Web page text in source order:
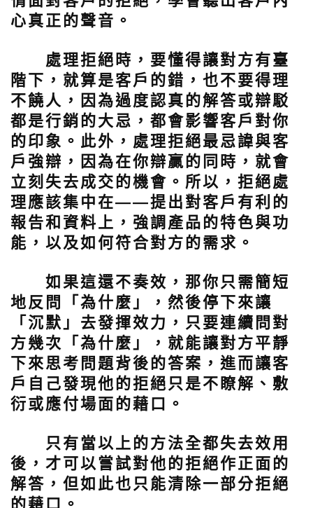
心真正的聲音。
處理拒絕時，要懂得讓對方有臺
階下，就算是客戶的錯，也不要得理
不饒人，因為過度認真的解答或辯駁
都是行銷的大忌，都會影響客戶對你
的印象。此外，處理拒絕最忌諱與客
戶強辯，因為在你辯贏的同時，就會
立刻失去成交的機會。所以，拒絕處
理應該集中在——提出對客戶有利的
報告和資料上，強調產品的特色與功
能，以及如何符合對方的需求。
如果這還不奏效，那你只需簡短
地反問「為什麼」，然後停下來讓
「沉默」去發揮效力，只要連續問對
方幾次「為什麼」，就能讓對方平靜
下來思考問題背後的答案，進而讓客
戶自己發現他的拒絕只是不瞭解、敷
衍或應付場面的藉口。
只有當以上的方法全都失去效用
後，才可以嘗試對他的拒絕作正面的
解答，但如此也只能清除一部分拒絕
的藉口。